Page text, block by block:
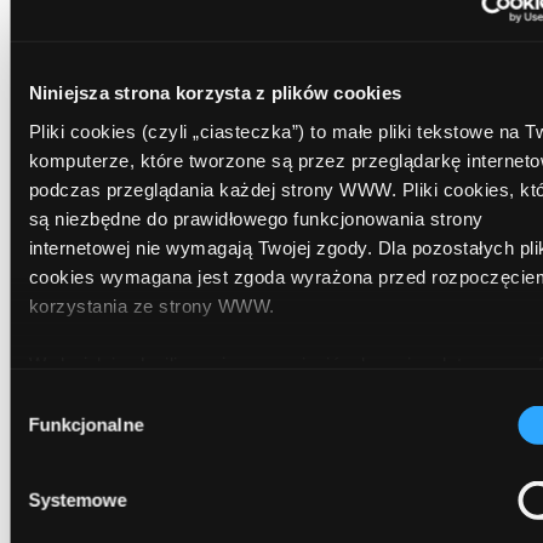
Niniejsza strona korzysta z plików cookies
Pliki cookies (czyli „ciasteczka”) to małe pliki tekstowe na
komputerze, które tworzone są przez przeglądarkę
podczas przeglądania każdej strony WWW. Pliki cookies,
są niezbędne do prawidłowego funkcjonowania strony
internetowej nie wymagają Twojej zgody. Dla pozostałych
cookies wymagana jest zgoda wyrażona przed
korzystania ze strony WWW.
zgody
Funkcjonalne
Systemowe
Limit w koncie. Wygodne wsparcie czy
kosztowna pułapka?
Bezpieczna bankowość internetowa. Jak chronić
swoje pieniądze i dane?
EKUZ bez tajemnic. Co to jest? I dlaczego warto